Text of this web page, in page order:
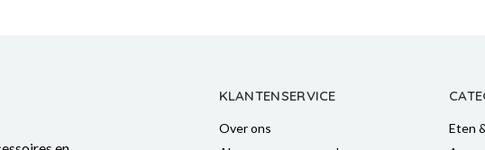
KLANTENSERVICE
Over ons
Eten